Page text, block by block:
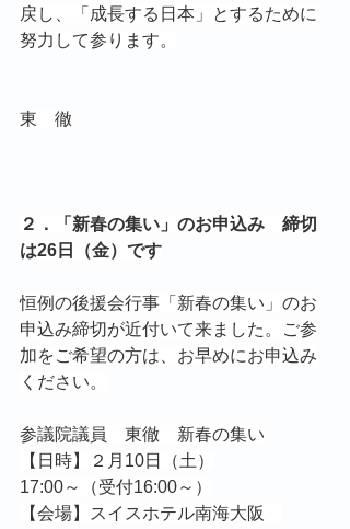
戻し、「成長する日本」とするために
努力して参ります。
東　徹
２．「新春の集い」のお申込み　締切
は26日（金）です
恒例の後援会行事「新春の集い」のお
申込み締切が近付いて来ました。ご参
加をご希望の方は、お早めにお申込み
ください。
参議院議員　東徹　新春の集い
【日時】２月10日（土）
17:00～（受付16:00～）
【会場】スイスホテル南海大阪